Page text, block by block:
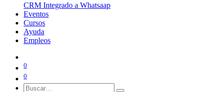
CRM Integrado a Whatsaap
Eventos
Cursos
Ayuda
Empleos
0
0